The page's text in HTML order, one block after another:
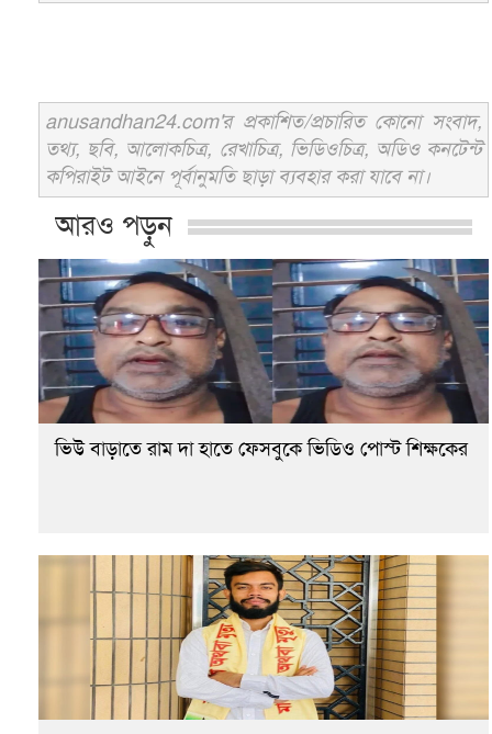
anusandhan24.com'র প্রকাশিত/প্রচারিত কোনো সংবাদ,
তথ্য, ছবি, আলোকচিত্র, রেখাচিত্র, ভিডিওচিত্র, অডিও কনটেন্ট
কপিরাইট আইনে পূর্বানুমতি ছাড়া ব্যবহার করা যাবে না।
আরও পড়ুন
ভিউ বাড়াতে রাম দা হাতে ফেসবুকে ভিডিও পোস্ট শিক্ষকের